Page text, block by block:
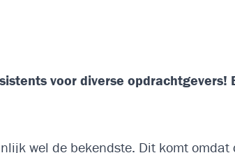
voor diverse
wel de bekendste. Dit komt